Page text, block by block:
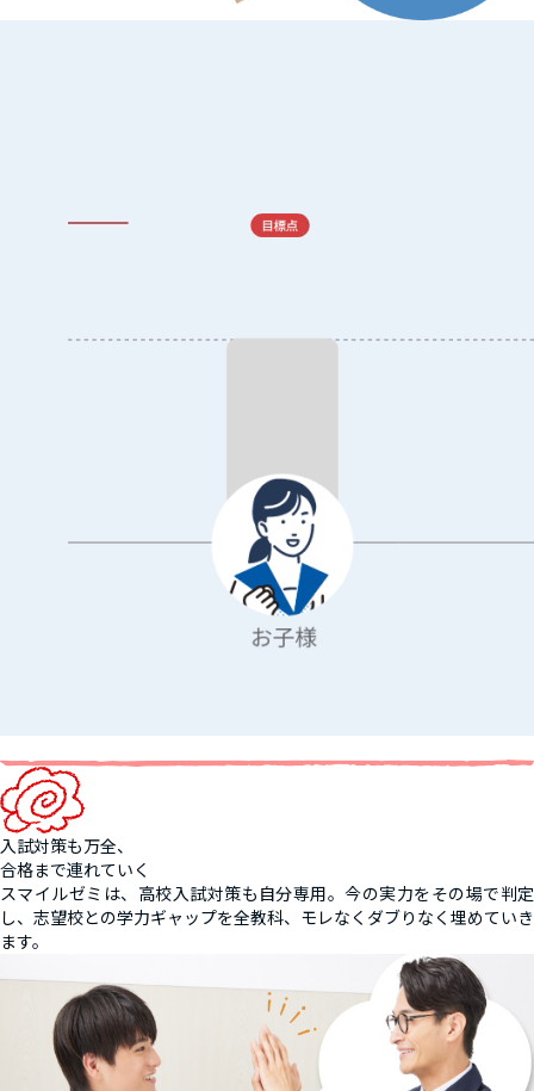
入試対策も万全、
合格まで連れていく
スマイルゼミは、高校入試対策も自分専用。今の実力をその場で判定
し、志望校との学力ギャップを全教科、モレなくダブりなく埋めていき
ます。